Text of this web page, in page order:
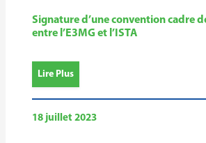
Signature d’une convention cadre
entre l’E3MG et l’ISTA
Lire Plus
18 juillet 2023